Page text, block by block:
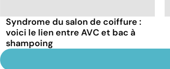
Syndrome du salon de coiffure :
voici le lien entre AVC et bac à
shampoing